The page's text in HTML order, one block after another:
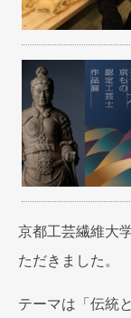
京都工芸繊維大
ただきました。
テーマは「伝統